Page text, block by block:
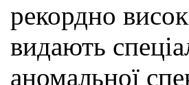
рекордно
видають
аномальної